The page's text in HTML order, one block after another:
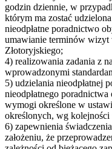
godzin dziennie, w
którym ma zostać
nieodpłatne poradnictwo
umawianie terminów wizyt
Złotoryjskiego;
4) realizowania zadania z
wprowadzonymi
5) udzielania nieodpłatnej
nieodpłatnego
wymogi określone w
określonych, wg
6) zapewnienia
założeniu, że